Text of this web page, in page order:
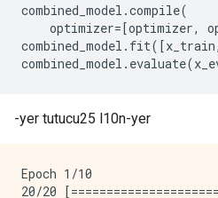
INFO:tensorflow:Evaluation
INFO:tensorflow:Evaluation
INFO:tensorflow:Inference
INFO:tensorflow:Finished
INFO:tensorflow:Finished
combined_model .compile(
optimizer=[optimizer,
combined_model . fit([x_train,
combined_model . evaluate(
-yer tutucu25 l10n-yer
Epoch 1/10
20/20